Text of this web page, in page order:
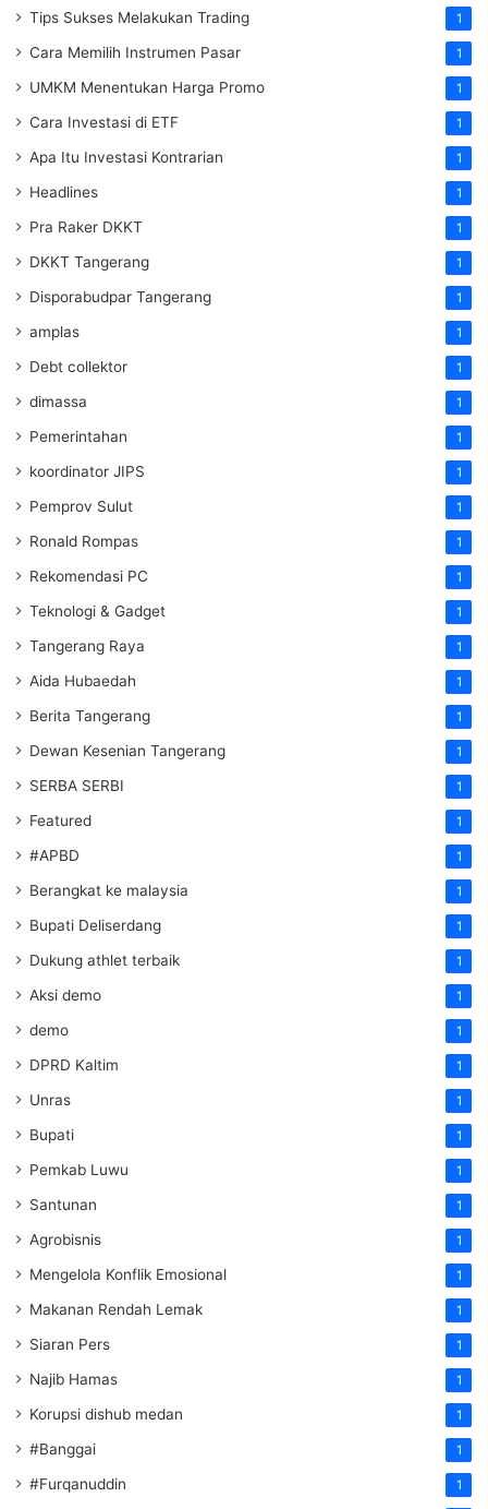
Tips Sukses Melakukan Trading 1
Cara Memilih Instrumen Pasar 1
UMKM Menentukan Harga Promo 1
Cara Investasi di ETF 1
Apa Itu Investasi Kontrarian 1
Headlines 1
Pra Raker DKKT 1
DKKT Tangerang 1
Disporabudpar Tangerang 1
amplas 1
Debt collektor 1
dimassa 1
Pemerintahan 1
koordinator JIPS 1
Pemprov Sulut 1
Ronald Rompas 1
Rekomendasi PC 1
Teknologi & Gadget 1
Tangerang Raya 1
Aida Hubaedah 1
Berita Tangerang 1
Dewan Kesenian Tangerang 1
SERBA SERBI 1
Featured 1
#APBD 1
Berangkat ke malaysia 1
Bupati Deliserdang 1
Dukung athlet terbaik 1
Aksi demo 1
demo 1
DPRD Kaltim 1
Unras 1
Bupati 1
Pemkab Luwu 1
Santunan 1
Agrobisnis 1
Mengelola Konflik Emosional 1
Makanan Rendah Lemak 1
Siaran Pers 1
Najib Hamas 1
Korupsi dishub medan 1
#Banggai 1
#Furqanuddin 1